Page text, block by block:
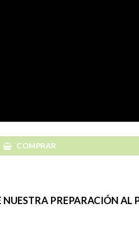
COMPRAR
PREPARACIÓN AL